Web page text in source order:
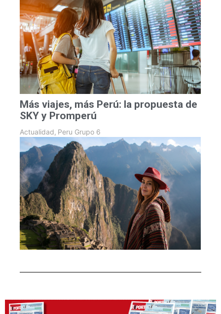
Más viajes, más Perú: la propuesta de
SKY y Promperú
Actualidad, Peru Grupo 6